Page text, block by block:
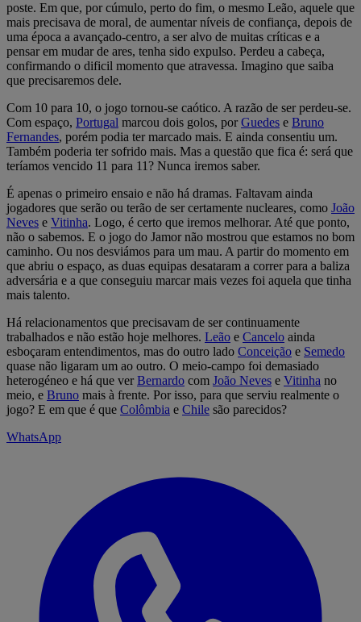
poste. Em que, por cúmulo, perto do fim, o mesmo Leão, aquele que
mais precisava de moral, de aumentar níveis de confiança, depois de
uma época a avançado-centro, a ser alvo de muitas críticas e a
pensar em mudar de ares, tenha sido expulso. Perdeu a cabeça,
confirmando o dificil momento que atravessa. Imagino que saiba
que precisaremos dele.
Com 10 para 10, o jogo tornou-se caótico. A razão de ser perdeu-se.
Com espaço, Portugal marcou dois golos, porGuedes e Bruno
Fernandes, porém podia ter marcado mais. E ainda consentiu um.
Também poderia ter sofrido mais. Mas a questão que fica é: será que
teríamos vencido 11 para 11? Nunca iremos saber.
É apenas o primeiro ensaio e não há dramas. Faltavam ainda
jogadores que serão ou terão de ser certamente nucleares, como João
Neves e Vitinha. Logo, é certo que iremos melhorar. Até que ponto,
não o sabemos. E o jogo do Jamor não mostrou que estamos no bom
caminho. Ou nos desviámos para um mau. A partir do momento em
que abriu o espaço, as duas equipas desataram a correr para a baliza
adversária e a que conseguiu marcar mais vezes foi aquela que tinha
mais talento.
Há relacionamentos que precisavam de ser continuamente
trabalhados e não estão hoje melhores. Leão e Cancelo ainda
esboçaram entendimentos, mas do outro lado Conceição e Semedo
quase não ligaram um ao outro. O meio-campo foi demasiado
heterogéneo e há que verBernardo com João Neves e Vitinha no
meio, e Bruno mais à frente. Por isso, para que serviu realmente o
jogo? E em que é que Colômbia e Chile são parecidos?
WhatsApp